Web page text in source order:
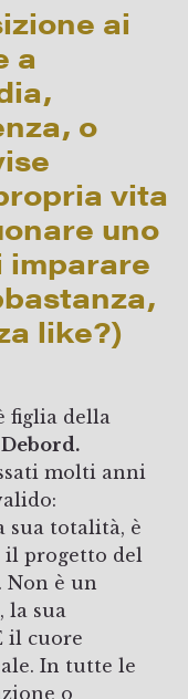
ai
a
o
vita
uno
imparare
like?)
figlia della
molti anni
sua totalità, è
il progetto del
Non è un
la sua
il cuore
In tutte le
o